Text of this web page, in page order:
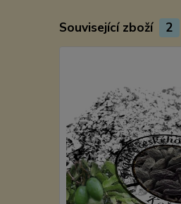
Související zboží 2